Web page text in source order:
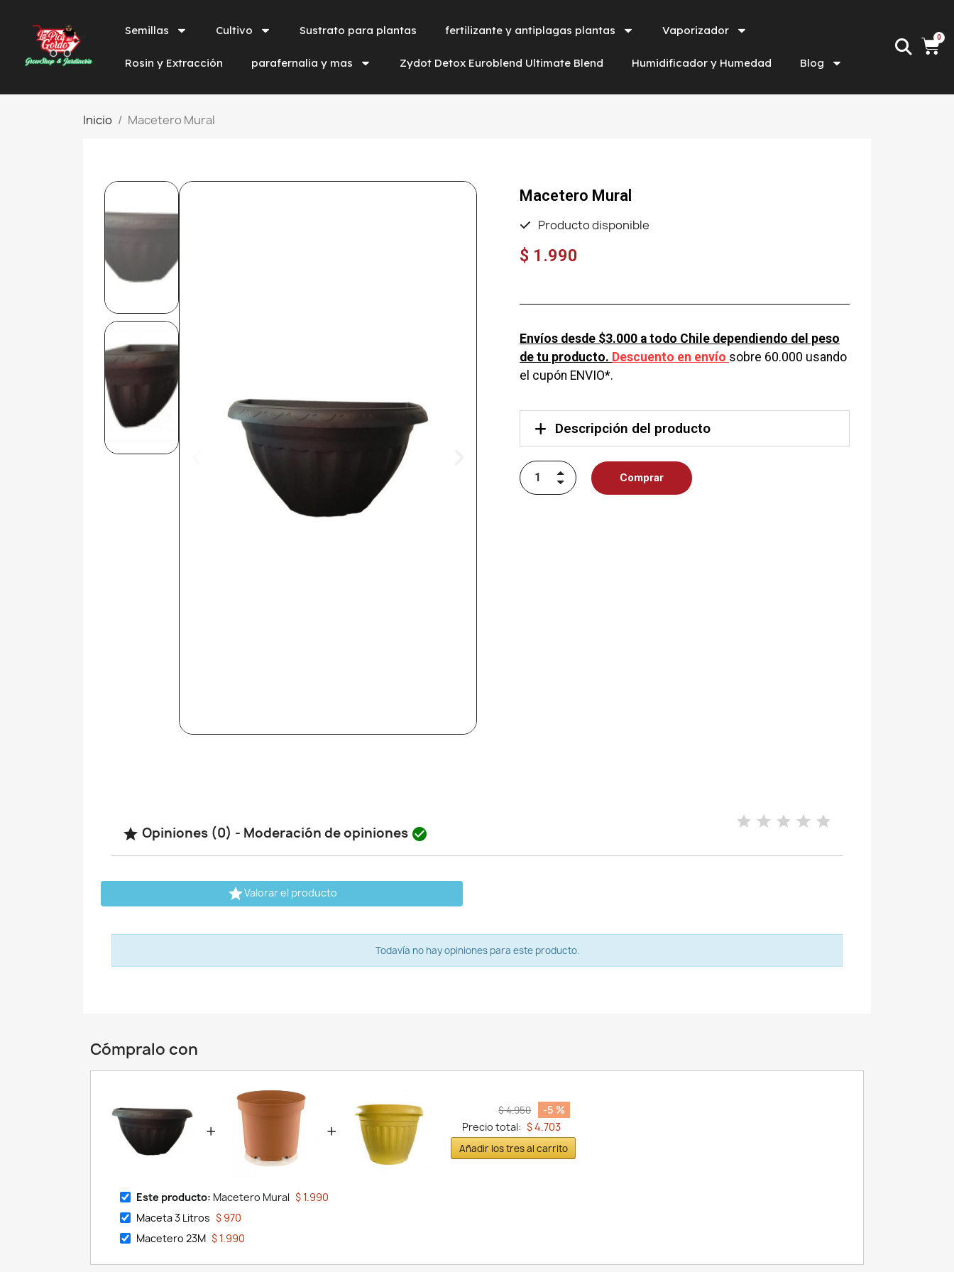
Semillas Cultivo Sustrato para plantas fertilizante y antiplagas plantas Vaporizador
Rosin y Extracción parafernalia y mas Zydot Detox Euroblend Ultimate Blend Humidificador y Humedad Blog
Inicio Macetero Mural
Macetero Mural
Producto disponible
$ 1.990
Envíos desde $3.000 a todo Chile dependiendo del peso
de tu producto. Descuento en envío sobre 60.000 usando
el cupón ENVIO*.
Descripción del producto
Comprar
 Opiniones (0) - Moderación de opiniones 
Valorar el producto
Todavía no hay opiniones para este producto.
Cómpralo con
+ +
$ 4.950
-5 %
Precio total: $ 4.703
Añadir los tres al carrito
Este producto: Macetero Mural $ 1.990
Maceta 3 Litros $ 970
Macetero 23M $ 1.990